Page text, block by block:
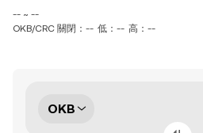
-- ~ --
OKB/CRC 關閉：-- 低：-- 高：--
OKB